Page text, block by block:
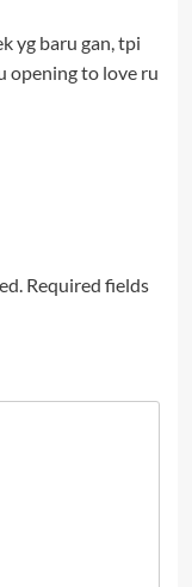
yg baru gan, tpi
opening to love ru
Required fields